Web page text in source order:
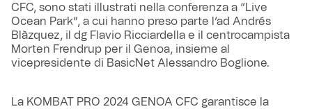
CFC, sono stati illustrati nella conferenza a “Live
Ocean Park”, a cui hanno preso parte l’ad Andrés
Blàzquez, il dg Flavio Ricciardella e il centrocampista
Morten Frendrup per il Genoa, insieme al
vicepresidente di BasicNet Alessandro Boglione.
La KOMBAT PRO 2024 GENOA CFC garantisce la